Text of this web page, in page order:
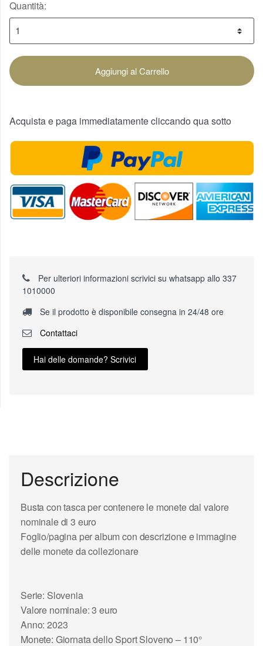
Quantità:
Aggiungi al Carrello
Acquista e paga immediatamente cliccando qua sotto
Per ulteriori informazioni scrivici su whatsapp allo 337
1010000
Se il prodotto è disponibile consegna in 24/48 ore
Contattaci
Hai delle domande? Scrivici
Descrizione
Busta con tasca per contenere le monete dal valore
nominale di 3 euro
Foglio/pagina per album con descrizione e immagine
delle monete da collezionare
Serie: Slovenia
Valore nominale: 3 euro
Anno: 2023
Monete: Giornata dello Sport Sloveno – 110°